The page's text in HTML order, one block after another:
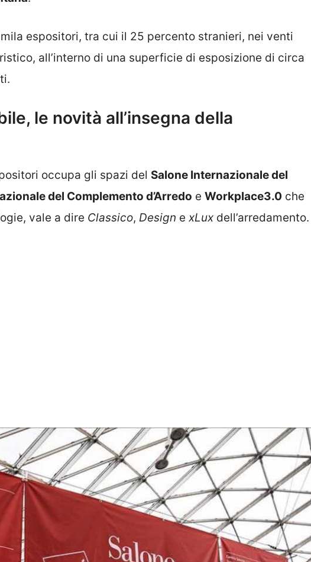
espositori, tra cui il 25 percento stranieri, nei venti
all’interno di una superficie di esposizione di circa
le novità all’insegna della
occupa gli spazi del Salone Internazionale del
del Complemento d’Arredo e Workplace3.0 che
vale a dire Classico, Design e xLux dell’arredamento.